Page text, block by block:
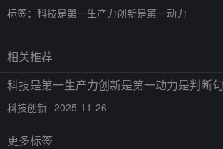
标签： 科技是第一生产力创新是第一动力
相关推荐
科技是第一生产力创新是第一动力是判断
科技创新 2025-11-26
更多标签